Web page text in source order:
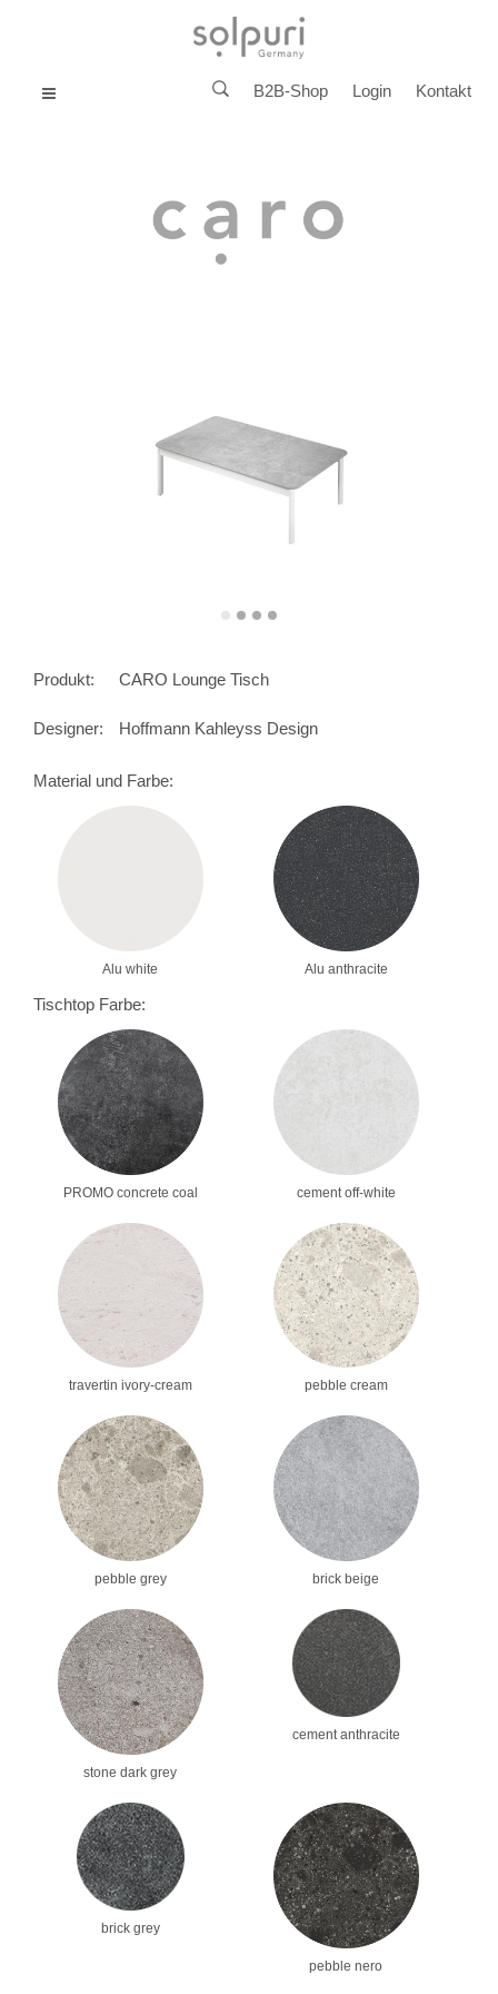
MENU B2B-Shop Login Kontakt
Produkt: CARO Lounge Tisch
Designer: Hoffmann Kahleyss Design
Material und Farbe:
Alu white Alu anthracite
Tischtop Farbe:
PROMO concrete coal cement off-white
travertin ivory-cream pebble cream
pebble grey brick beige
stone dark grey
cement anthracite
brick grey
pebble nero